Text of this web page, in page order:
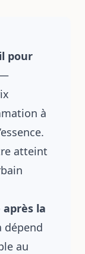
pour
à
atteint
la
dépend
au